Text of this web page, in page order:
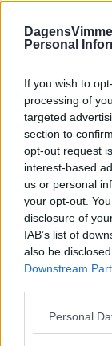
Personal
If you wish to
processing of
targeted
section to
opt-out request
interest-based
us or personal
your opt-out.
disclosure of
IAB’s list of
also be
Downstream
Please note
Personal
De vill att
POLITIK 28 juli
Hilda
nära
POLITIK 22 juli